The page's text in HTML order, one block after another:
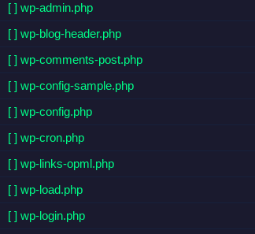
[ ] wp-admin.php
[ ] wp-blog-header.php
[ ] wp-comments-post.php
[ ] wp-config-sample.php
[ ] wp-config.php
[ ] wp-cron.php
[ ] wp-links-opml.php
[ ] wp-load.php
[ ] wp-login.php